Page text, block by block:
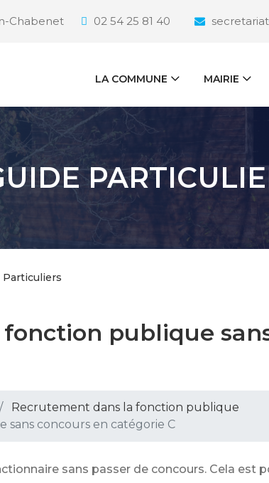
Chabenet 02 54 25 81 40 secretariat
LA COMMUNE MAIRIE
Particuliers
publique
Recrutement dans la fonction publique
concours en catégorie C
sans passer de concours. Cela est